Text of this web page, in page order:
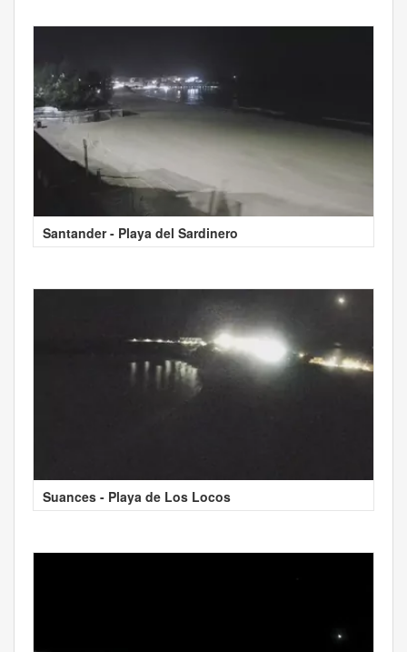
Santander - Playa del Sardinero
Suances - Playa de Los Locos